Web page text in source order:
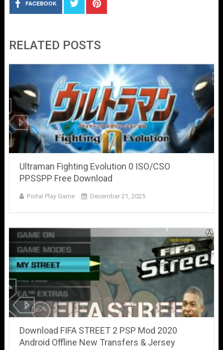
FACEBOOK
RELATED POSTS
Ultraman Fighting Evolution 0 ISO/CSO
PPSSPP Free Download
Portal Play Game December 21, 2025
Download FIFA STREET 2 PSP Mod 2020
Android Offline New Transfers & Jersey